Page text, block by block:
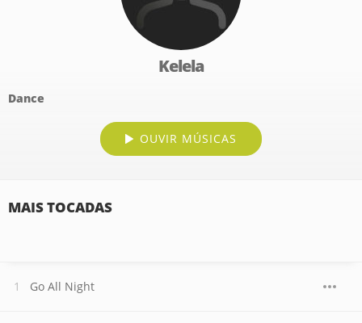
Kelela
Dance
OUVIR MÚSICAS
MAIS TOCADAS
Go All Night